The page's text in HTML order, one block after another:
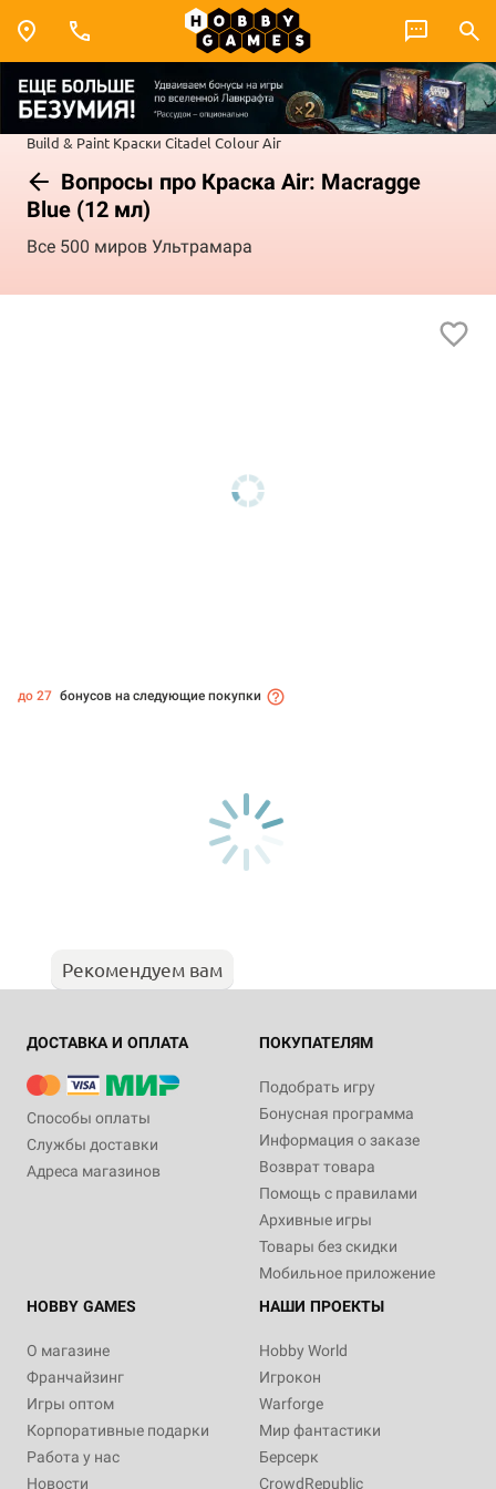
Build & Paint Краски Citadel ColourAir
Вопросы про Краска Air: Macragge
Blue (12 мл)
Все 500 миров Ультрамара
до 27 бонусов на следующие покупки
Рекомендуем вам
ДОСТАВКА И ОПЛАТА
Способы оплаты
Службы доставки
Адреса магазинов
ПОКУПАТЕЛЯМ
Подобрать игру
Бонусная программа
Информация о заказе
Возврат товара
Помощь с правилами
Архивные игры
Товары без скидки
Мобильное приложение
HOBBY GAMES
О магазине
Франчайзинг
Игры оптом
Корпоративные подарки
Работа у нас
Новости
НАШИ ПРОЕКТЫ
Hobby World
Игрокон
Warforge
Мир фантастики
Берсерк
CrowdRepublic